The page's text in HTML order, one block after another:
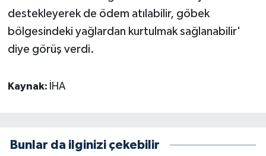
destekleyerek de ödem atılabilir, göbek
bölgesindeki yağlardan kurtulmak sağlanabilir'
diye görüş verdi.
Kaynak: İHA
Bunlar da ilginizi çekebilir